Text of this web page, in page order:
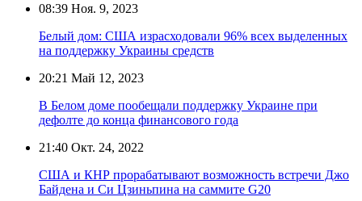
08:39 Ноя. 9, 2023
Белый дом: США израсходовали 96% всех выделенных
на поддержку Украины средств
20:21 Май 12, 2023
В Белом доме пообещали поддержку Украине при
дефолте до конца финансового года
21:40 Окт. 24, 2022
США и КНР прорабатывают возможность встречи Джо
Байдена и Си Цзиньпина на саммите G20